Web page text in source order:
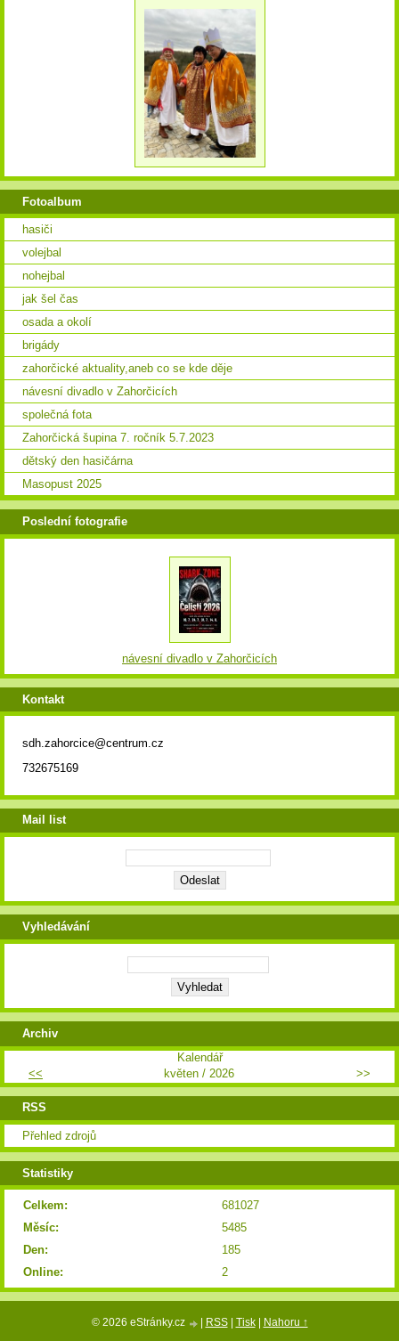
Fotoalbum
hasiči
volejbal
nohejbal
jak šel čas
osada a okolí
brigády
zahorčické aktuality,aneb co se kde děje
návesní divadlo v Zahorčicích
společná fota
Zahorčická šupina 7. ročník 5.7.2023
dětský den hasičárna
Masopust 2025
Poslední fotografie
návesní divadlo v Zahorčicích
Kontakt
sdh.zahorcice@centrum.cz
732675169
Mail list
Vyhledávání
Archiv
Kalendář
<<
květen / 2026 >>
RSS
Přehled zdrojů
Statistiky
Online: 2
Celkem:
681027
Měsíc:
5485
Den:
185
© 2026 eStránky.cz RSS| Tisk| Nahoru ↑